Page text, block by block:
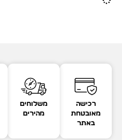
רכישה
מאובטחת
באתר
משלוחים
מהירים